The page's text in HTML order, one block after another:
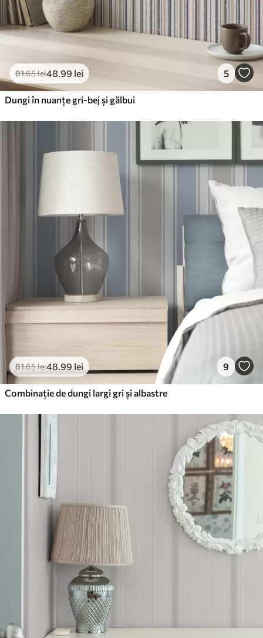
81.65lei48.99 lei 5
Dungi în nuanțe gri-bej și gălbui
81.65lei48.99 lei 9
Combinație de dungi largi gri și albastre